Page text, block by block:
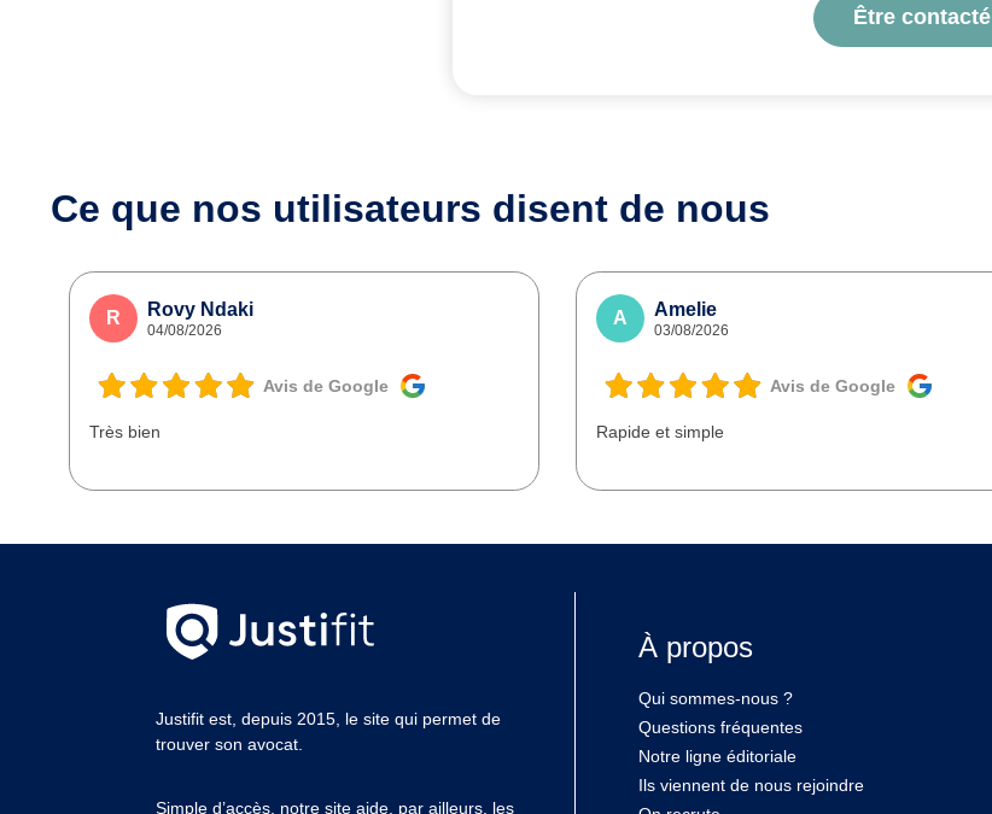
Être
Ce que nos utilisateurs disent de nous
R Rovy Ndaki
04/08/2026
Avis de Google
Très bien
A Amelie
03/08/2026
Avis de Google
Rapide et simple
Justifit est, depuis 2015, le site qui permet de
trouver son avocat.
Simple d’accès, notre site aide, par ailleurs, les
À propos
Qui sommes-nous ?
Questions fréquentes
Notre ligne éditoriale
Ils viennent de nous rejoindre